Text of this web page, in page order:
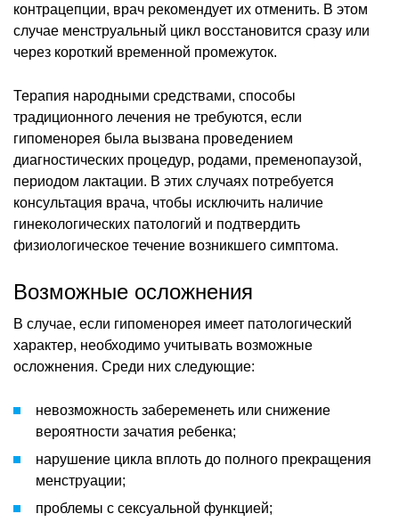
контрацепции, врач рекомендует их отменить. В этом
случае менструальный цикл восстановится сразу или
через короткий временной промежуток.
Терапия народными средствами, способы
традиционного лечения не требуются, если
гипоменорея была вызвана проведением
диагностических процедур, родами, пременопаузой,
периодом лактации. В этих случаях потребуется
консультация врача, чтобы исключить наличие
гинекологических патологий и подтвердить
физиологическое течение возникшего симптома.
Возможные осложнения
В случае, если гипоменорея имеет патологический
характер, необходимо учитывать возможные
осложнения. Среди них следующие:
невозможность забеременеть или снижение
вероятности зачатия ребенка;
нарушение цикла вплоть до полного прекращения
менструации;
проблемы с сексуальной функцией;